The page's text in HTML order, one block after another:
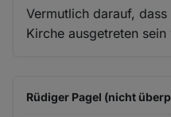
Vermutlich darauf,
Kirche ausgetreten sein
Rüdiger Pagel (nicht